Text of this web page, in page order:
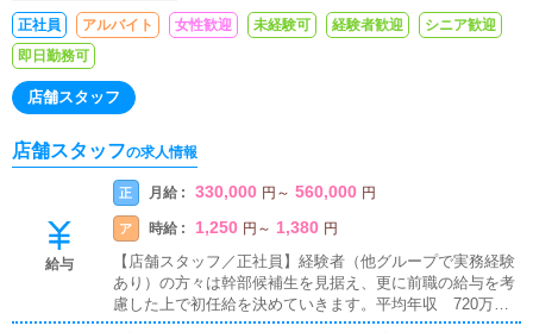
舗もスタッフも売上過去最高◎お客様と
女性キャストが笑顔になるのがやりが
り！20-30年代の年収1000万円超達成者
続出中 歩合があるからもっともっと頑
川・八王子・町田・横浜・越谷から選べ
ます♪
正社員 アルバイト 女性歓迎 未経験可 経験者歓迎
シニア歓迎
即日勤務可
店舗スタッフ
店舗スタッフの求人情報
給与
正 月給 : 330,000 円 ～ 560,000 円
ア 時給 : 1,250 円 ～ 1,380 円
【店舗スタッフ／正社員】経験者（他グループで実務経験
あり）の方々は幹部候補生を見据え、更に前職の給与を考
慮した上で初任給を決めていきます。平均年収 720万円
（試用期間有り）★店長、幹部候補のステージに上がる